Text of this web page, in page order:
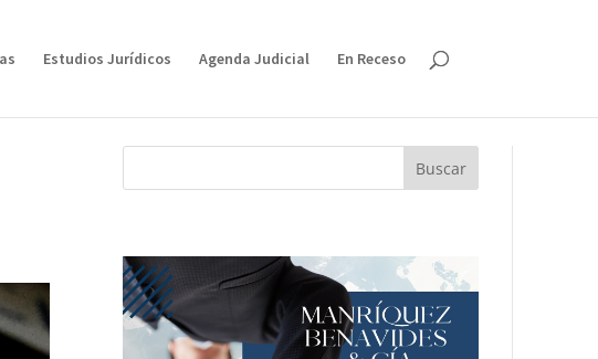
Estudios Jurídicos Agenda Judicial En Receso